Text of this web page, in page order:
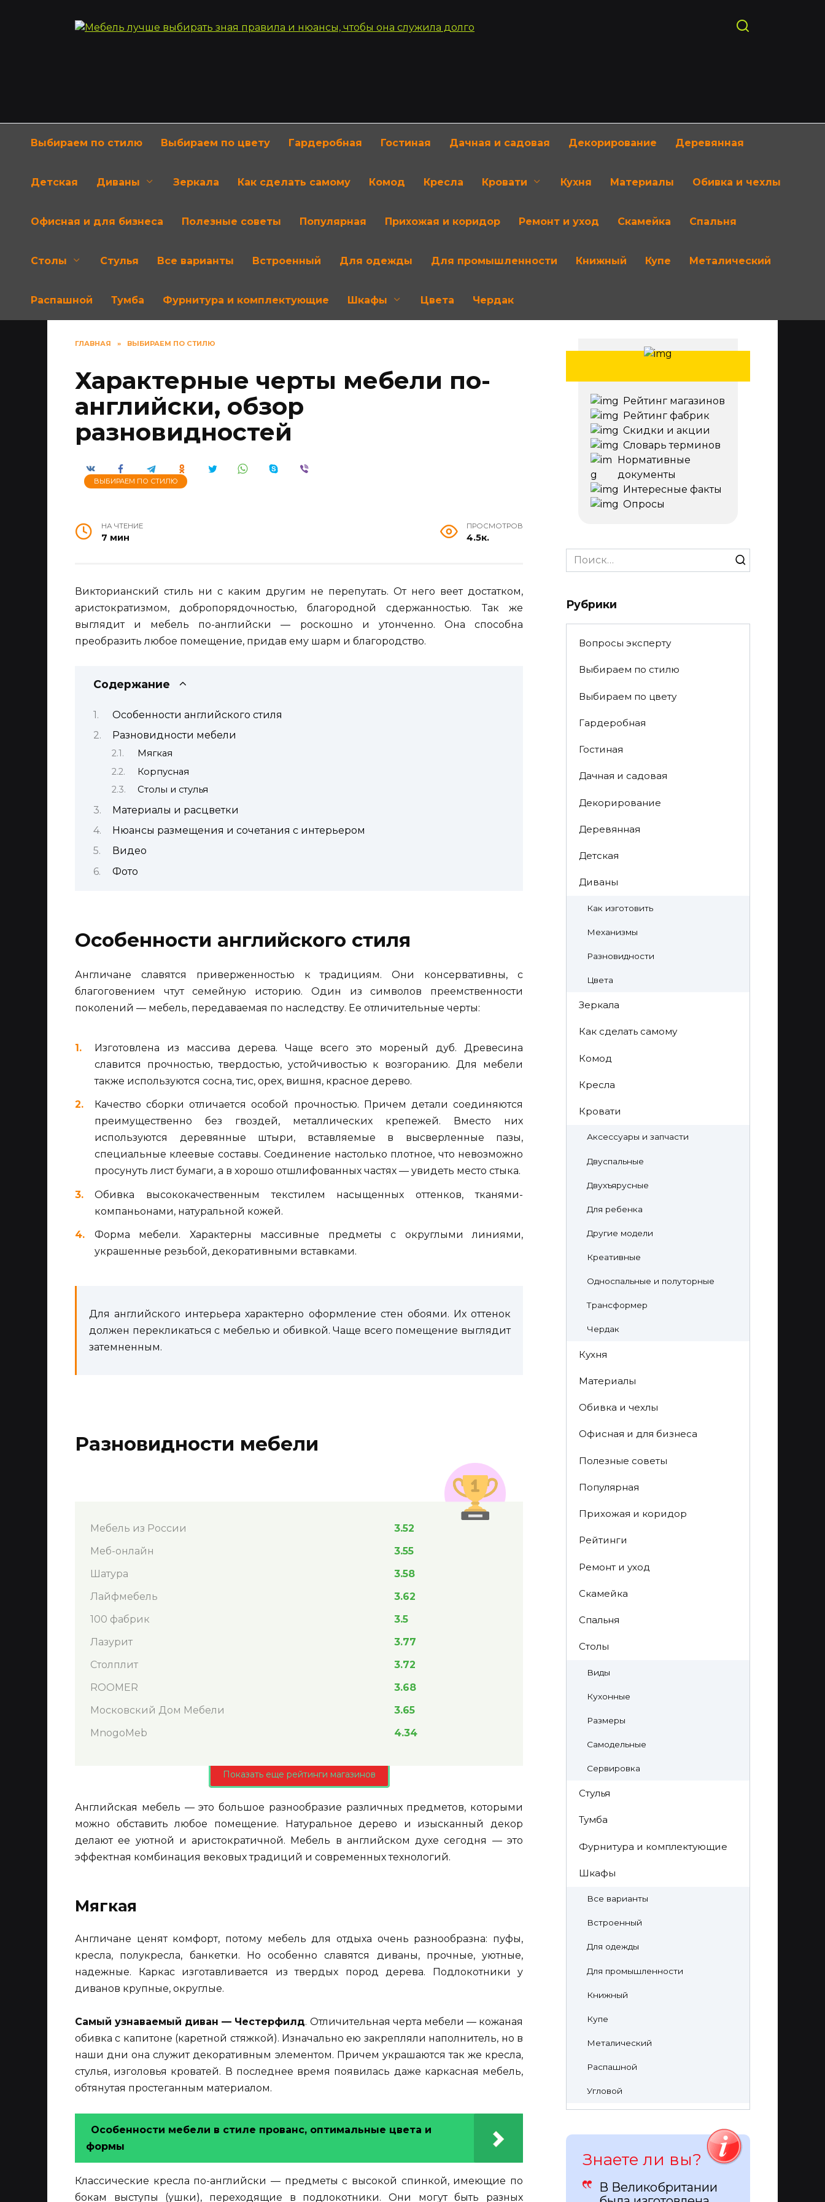
Выбираем по стилю Выбираем по цвету Гардеробная Гостиная Дачная и садовая Декорирование Деревянная
Детская Диваны Зеркала Как сделать самому Комод Кресла Кровати Кухня Материалы Обивка и чехлы
Офисная и для бизнеса Полезные советы Популярная Прихожая и коридор Ремонт и уход Скамейка Спальня
Столы Стулья Все варианты Встроенный Для одежды Для промышленности Книжный Купе Металический
Распашной Тумба Фурнитура и комплектующие Шкафы Цвета Чердак
ГЛАВНАЯ » ВЫБИРАЕМ ПО СТИЛЮ
Характерные черты мебели по-
английски, обзор
разновидностей
ВЫБИРАЕМ ПО СТИЛЮ
НА ЧТЕНИЕ
7 мин
ПРОСМОТРОВ
4.5к.
Викторианский стиль ни с каким другим не перепутать. От него веет достатком,
аристократизмом, добропорядочностью, благородной сдержанностью. Так же
выглядит и мебель по-английски — роскошно и утонченно. Она способна
преобразить любое помещение, придав ему шарм и благородство.
Содержание
Особенности английского стиля
Разновидности мебели
Мягкая
Корпусная
Столы и стулья
Материалы и расцветки
Нюансы размещения и сочетания с интерьером
Видео
Фото
Особенности английского стиля
Англичане славятся приверженностью к традициям. Они консервативны, с
благоговением чтут семейную историю. Один из символов преемственности
поколений — мебель, передаваемая по наследству. Ее отличительные черты:
Изготовлена из массива дерева. Чаще всего это мореный дуб. Древесина
славится прочностью, твердостью, устойчивостью к возгоранию. Для мебели
также используются сосна, тис, орех, вишня, красное дерево.
Качество сборки отличается особой прочностью. Причем детали соединяются
преимущественно без гвоздей, металлических крепежей. Вместо них
используются деревянные штыри, вставляемые в высверленные пазы,
специальные клеевые составы. Соединение настолько плотное, что невозможно
просунуть лист бумаги, а в хорошо отшлифованных частях — увидеть место стыка.
Обивка высококачественным текстилем насыщенных оттенков, тканями-
компаньонами, натуральной кожей.
Форма мебели. Характерны массивные предметы с округлыми линиями,
украшенные резьбой, декоративными вставками.
Для английского интерьера характерно оформление стен обоями. Их оттенок
должен перекликаться с мебелью и обивкой. Чаще всего помещение выглядит
затемненным.
Разновидности мебели
Мебель из России
3.52
Меб-онлайн
3.55
Шатура
3.58
Лайфмебель
3.62
100 фабрик
3.5
Лазурит
3.77
Столплит
3.72
ROOMER
3.68
Московский Дом Мебели
3.65
MnogoMeb
4.34
Показать еще рейтинги магазинов
Английская мебель — это большое разнообразие различных предметов, которыми
можно обставить любое помещение. Натуральное дерево и изысканный декор
делают ее уютной и аристократичной. Мебель в английском духе сегодня — это
эффектная комбинация вековых традиций и современных технологий.
Мягкая
Англичане ценят комфорт, потому мебель для отдыха очень разнообразна: пуфы,
кресла, полукресла, банкетки. Но особенно славятся диваны, прочные, уютные,
надежные. Каркас изготавливается из твердых пород дерева. Подлокотники у
диванов крупные, округлые.
Самый узнаваемый диван — Честерфилд. Отличительная черта мебели — кожаная
обивка с капитоне (каретной стяжкой). Изначально ею закрепляли наполнитель, но в
наши дни она служит декоративным элементом. Причем украшаются так же кресла,
стулья, изголовья кроватей. В последнее время появилась даже каркасная мебель,
обтянутая простеганным материалом.
Особенности мебели в стиле прованс, оптимальные цвета и
формы
Классические кресла по-английски — предметы с высокой спинкой, имеющие по
бокам выступы (ушки), переходящие в подлокотники. Они могут быть разных
Рейтинг магазинов
Рейтинг фабрик
Скидки и акции
Словарь терминов
Нормативные
документы
Интересные факты
Опросы
Search
for:
Рубрики
Вопросы эксперту
Выбираем по стилю
Выбираем по цвету
Гардеробная
Гостиная
Дачная и садовая
Декорирование
Деревянная
Детская
Диваны
Как изготовить
Механизмы
Разновидности
Цвета
Зеркала
Как сделать самому
Комод
Кресла
Кровати
Аксессуары и запчасти
Двуспальные
Двухъярусные
Для ребенка
Другие модели
Креативные
Односпальные и полуторные
Трансформер
Чердак
Кухня
Материалы
Обивка и чехлы
Офисная и для бизнеса
Полезные советы
Популярная
Прихожая и коридор
Рейтинги
Ремонт и уход
Скамейка
Спальня
Столы
Виды
Кухонные
Размеры
Самодельные
Сервировка
Стулья
Тумба
Фурнитура и комплектующие
Шкафы
Все варианты
Встроенный
Для одежды
Для промышленности
Книжный
Купе
Металический
Распашной
Угловой
Знаете ли вы?
В Великобритании